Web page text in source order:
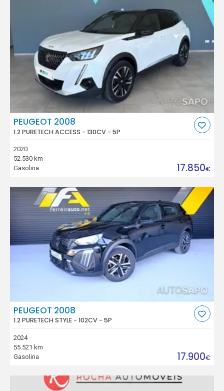
PEUGEOT 2008
1.2 PURETECH ACCESS - 130CV - 5P
2020
52.530 km
Gasolina
17.850€
PEUGEOT 2008
1.2 PURETECH STYLE - 102CV - 5P
2024
55.521 km
Gasolina
17.900€